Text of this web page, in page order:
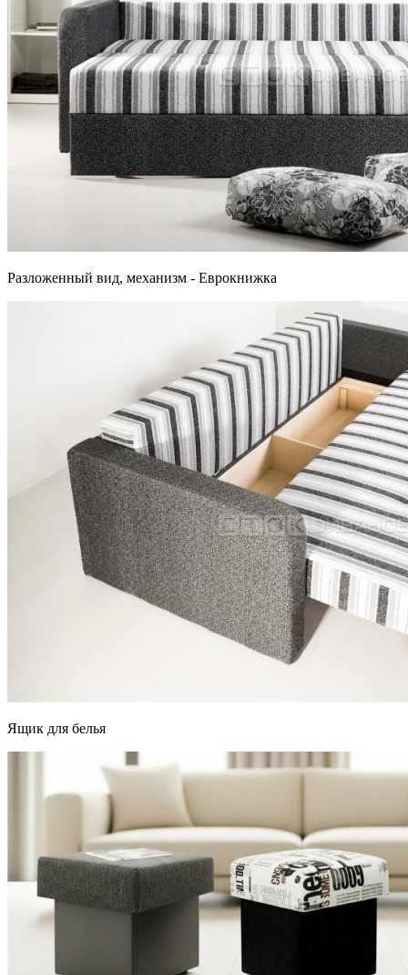
Разложенный вид, механизм - Еврокнижка
Ящик для белья